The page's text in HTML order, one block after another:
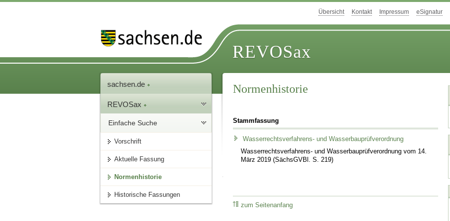
Übersicht Kontakt Impressum eSignatur
REVOSax
sachsen.de
REVOSax
Einfache Suche
Vorschrift
Aktuelle Fassung
Normenhistorie
Historische Fassungen
Normenhistorie
Stammfassung
Wasserrechtsverfahrens- und Wasserbauprüfverordnung
Wasserrechtsverfahrens- und Wasserbauprüfverordnung vom 14.
März 2019 (SächsGVBl. S. 219)
zum Seitenanfang